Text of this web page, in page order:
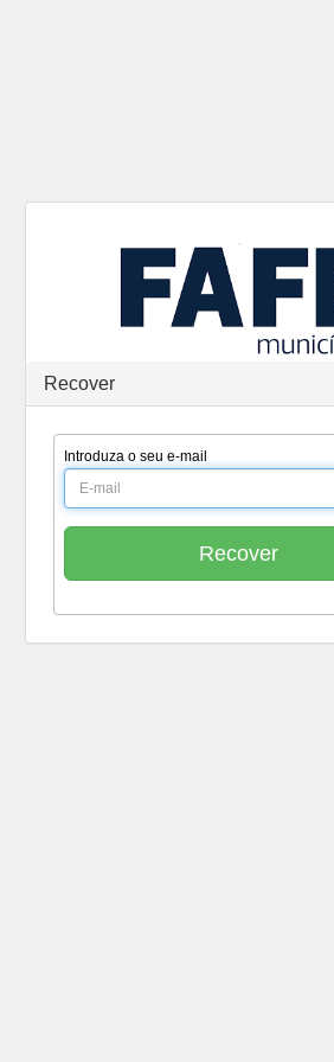
Recover
Introduza o seu e-mail
Recover